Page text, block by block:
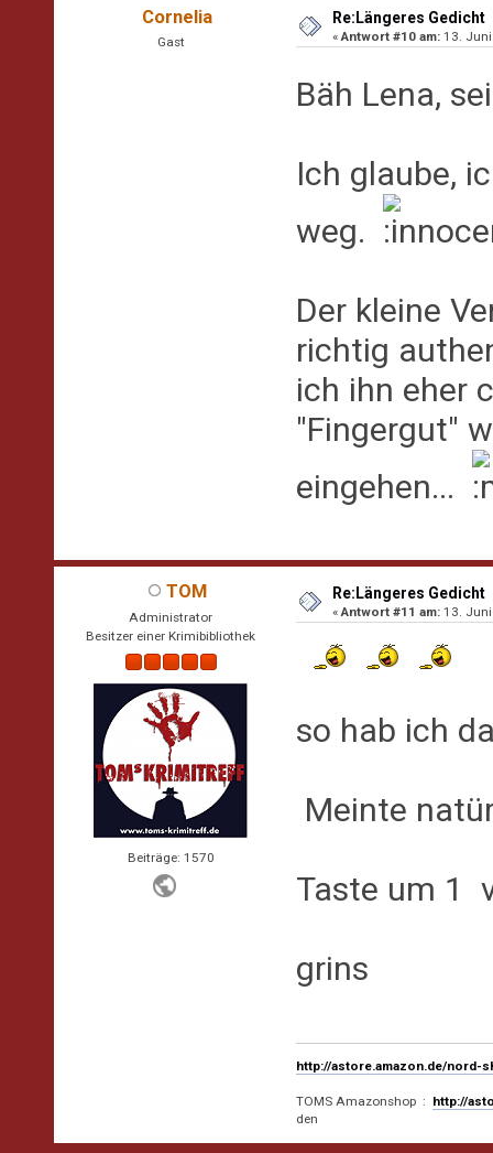
Cornelia
Gast
Re:Längeres Gedicht
«Antwort #10 am: 13.
Bäh Lena,
Ich glaube,
weg.
Der kleine
richtig
ich ihn eher
"Fingergut"
eingehen...
TOM
Administrator
Besitzer einer Krimibibliothek
Beiträge: 1570
Re:Längeres Gedicht
«Antwort #11 am: 13.
so hab ich
Meinte
Taste um 1
grins
http://astore.amazon.de/nord-
TOMS Amazonshop : http://
den